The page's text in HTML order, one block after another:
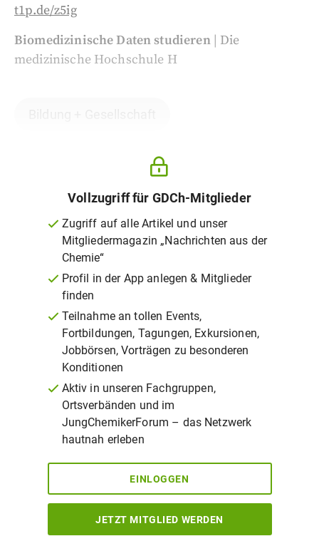
t1p.de/z5ig
Biomedizinische Daten studieren| Die
medizinische Hochschule H
Vollzugriff für GDCh-Mitglieder
Zugriff auf alle Artikel und unser
Mitgliedermagazin „Nachrichten aus der
Chemie“
Profil in der App anlegen & Mitglieder
finden
Teilnahme an tollen Events,
Fortbildungen, Tagungen, Exkursionen,
Jobbörsen, Vorträgen zu besonderen
Konditionen
Aktiv in unseren Fachgruppen,
Ortsverbänden und im
JungChemikerForum – das Netzwerk
hautnah erleben
EINLOGGEN
JETZT MITGLIED WERDEN